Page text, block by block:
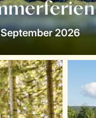
September 2026